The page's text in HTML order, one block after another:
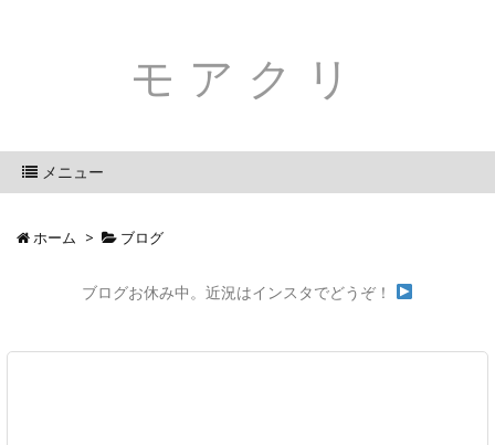
モアクリ
メニュー
ホーム > ブログ
ブログお休み中。近況はインスタでどうぞ！